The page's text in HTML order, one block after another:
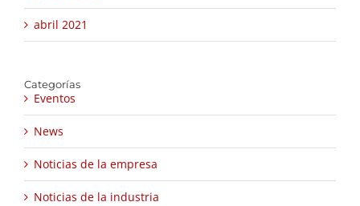
abril 2021
Categorías
Eventos
News
Noticias de la empresa
Noticias de la industria